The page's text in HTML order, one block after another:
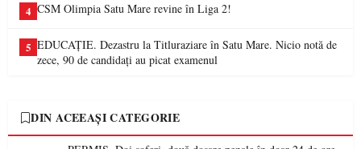
4 CSM Olimpia Satu Mare revine în Liga 2!
5 EDUCAȚIE. Dezastru la Titluraziare în Satu Mare. Nicio notă de
zece, 90 de candidați au picat examenul
DIN ACEEAȘI CATEGORIE